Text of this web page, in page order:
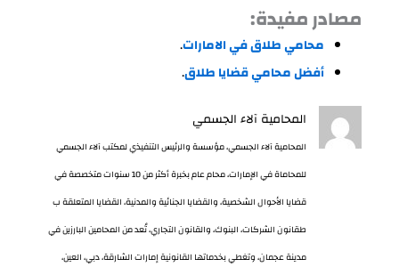
مصادر مفيدة:
محامي طلاق في الامارات.
أفضل محامي قضايا طلاق.
المحامية آلاء الجسمي
المحامية آلاء الجسمي، مؤسسة والرئيس التنفيذي لمكتب آلاء الجسمي
للمحاماة في الإمارات، محام عام بخبرة أكثر من 10 سنوات متخصصة في
قضايا الأحوال الشخصية، والقضايا الجنائية والمدنية، القضايا المتعلقة ب
طقانون الشركات، البنوك، والقانون التجاري، تُعد من المحامين البارزين في
مدينة عجمان، وتغطي بخدماتها القانونية إمارات الشارقة، دبي، العين،